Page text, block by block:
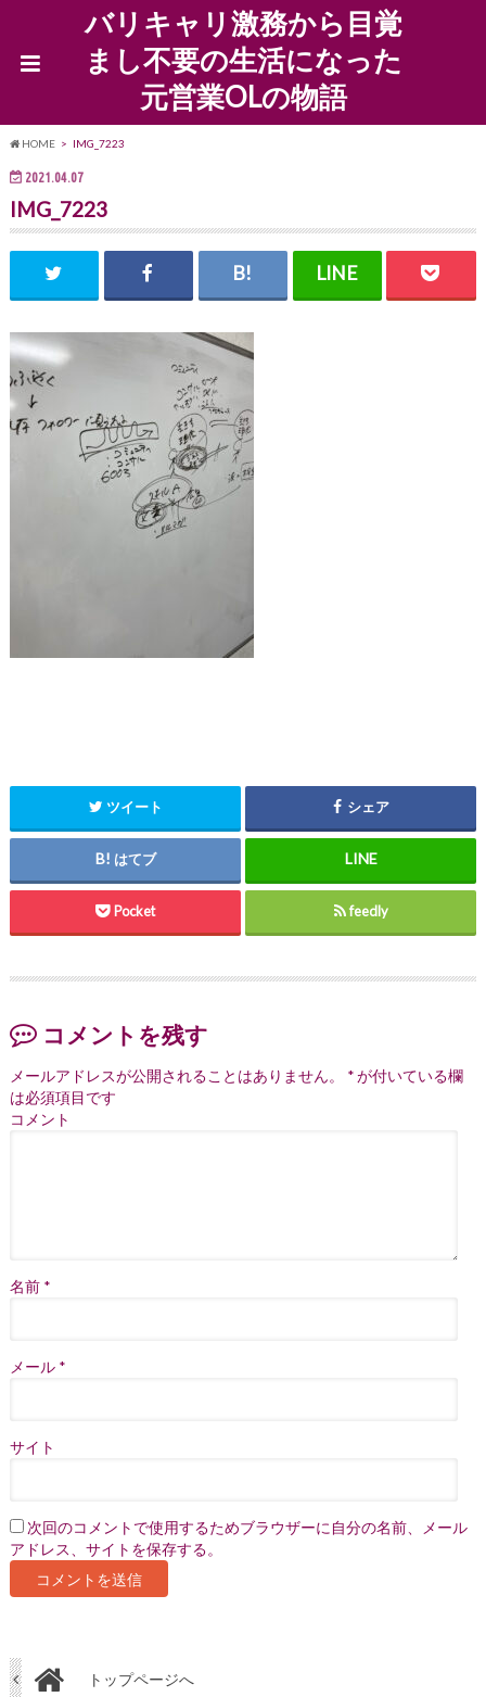
バリキャリ激務から目覚
まし不要の生活になった
元営業OLの物語
HOME IMG_7223
2021.04.07
IMG_7223
ツイート シェア
はてブ
Pocket feedly
コメントを残す
メールアドレスが公開されることはありません。 *が付いている欄
は必須項目です
コメント
名前 *
メール *
サイト
次回のコメントで使用するためブラウザーに自分の名前、メール
アドレス、サイトを保存する。
トップページへ